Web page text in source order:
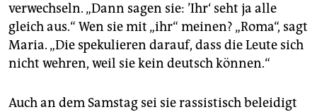
verwechseln. „Dann sagen sie: ’Ihr‘ seht ja alle
gleich aus.“ Wen sie mit „ihr“ meinen? „Roma“, sagt
Maria. „Die spekulieren darauf, dass die Leute sich
nicht wehren, weil sie kein deutsch können.“
Auch an dem Samstag sei sie rassistisch beleidigt